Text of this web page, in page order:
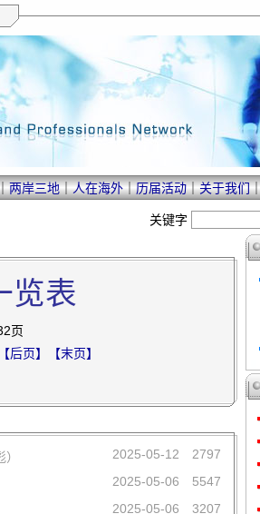
两岸三地｜人在海外｜历届活动｜关于我们
关键字
览表
页
【后页】
【末页】
2025-05-12 2797
2025-05-06 5547
2025-05-06 3207